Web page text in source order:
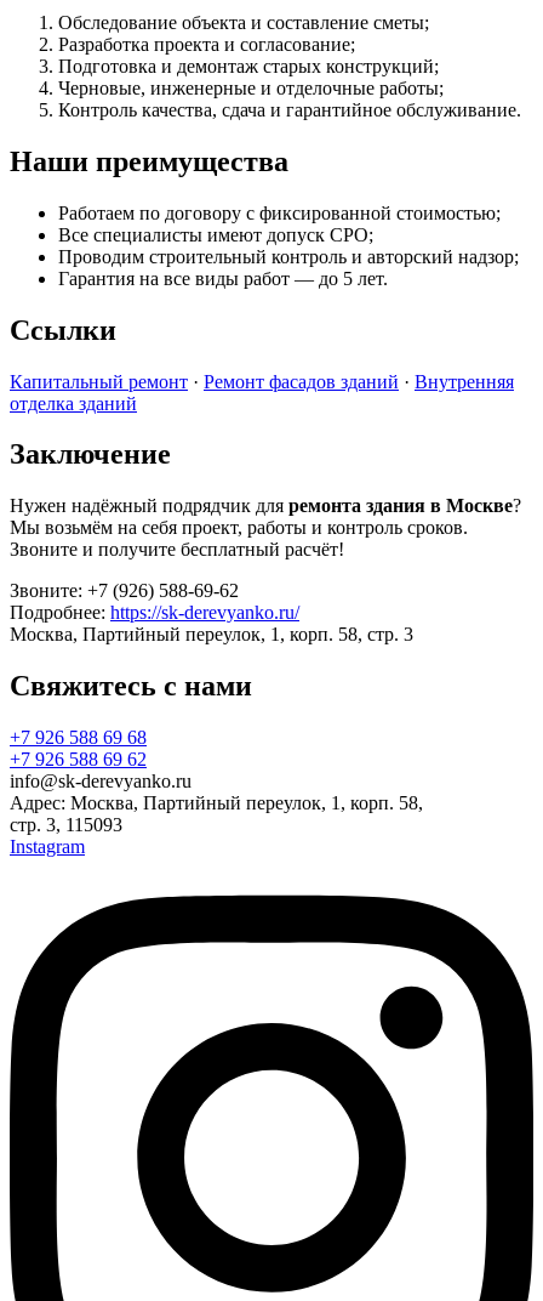
Обследование объекта и составление сметы;
Разработка проекта и согласование;
Подготовка и демонтаж старых конструкций;
Черновые, инженерные и отделочные работы;
Контроль качества, сдача и гарантийное обслуживание.
Наши преимущества
Работаем по договору с фиксированной стоимостью;
Все специалисты имеют допуск СРО;
Проводим строительный контроль и авторский надзор;
Гарантия на все виды работ — до 5 лет.
Ссылки
Капитальный ремонт · Ремонт фасадов зданий · Внутренняя
отделка зданий
Заключение
Нужен надёжный подрядчик для ремонта здания в Москве?
Мы возьмём на себя проект, работы и контроль сроков.
Звоните и получите бесплатный расчёт!
Звоните: +7 (926) 588-69-62
Подробнее: https://sk-derevyanko.ru/
Москва, Партийный переулок, 1, корп. 58, стр. 3
Свяжитесь с нами
+7 926 588 69 68
+7 926 588 69 62
info@sk-derevyanko.ru
Адрес: Москва, Партийный переулок, 1, корп. 58,
стр. 3, 115093
Instagram